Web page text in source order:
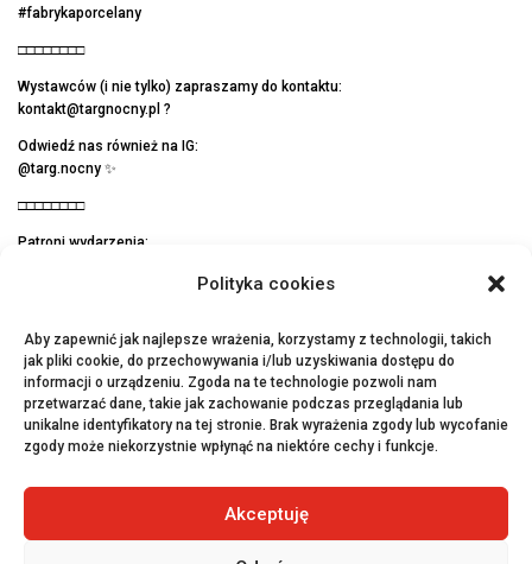
Polityka cookies
Aby zapewnić jak najlepsze wrażenia, korzystamy z technologii, takich
jak pliki cookie, do przechowywania i/lub uzyskiwania dostępu do
informacji o urządzeniu. Zgoda na te technologie pozwoli nam
przetwarzać dane, takie jak zachowanie podczas przeglądania lub
unikalne identyfikatory na tej stronie. Brak wyrażenia zgody lub wycofanie
zgody może niekorzystnie wpłynąć na niektóre cechy i funkcje.
Akceptuję
#fabrykaporcelany
□□□□□□□□
Wystawców (i nie tylko) zapraszamy do kontaktu:
kontakt@targnocny.pl ?
Odwiedź nas również na IG:
@targ.nocny ✨
□□□□□□□□
Patroni wydarzenia:
branding by Radość Creative Agency